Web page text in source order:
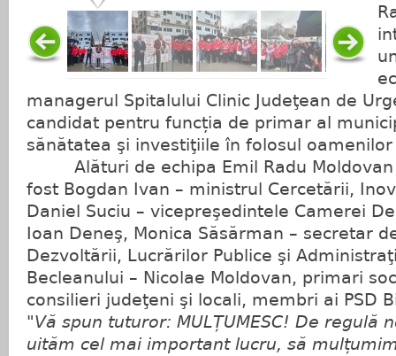
managerul Spitalului Clinic Judeţean de
candidat pentru funcția de primar al
sănătatea şi investiţiile în folosul
Alături de echipa Emil Radu Moldovan
fost Bogdan Ivan – ministrul Cercetării,
Daniel Suciu – vicepreşedintele Camerei
Ioan Deneş, Monica Săsărman – secretar
Dezvoltării, Lucrărilor Publice şi
Becleanului – Nicolae Moldovan, primari
consilieri judeţeni şi locali, membri ai PSD
"Vă spun tuturor: MULȚUMESC! De regulă
uităm cel mai important lucru, să